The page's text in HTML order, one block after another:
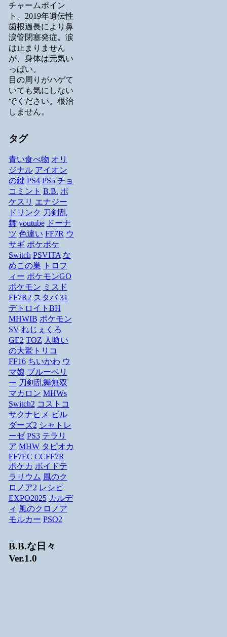
チャームポイン
ト。2019年遺伝性
歯根過長により鼻
涙管閉塞発症。涙
は止まりません
が、身体は元気い
っぱい。
目の周りがハゲて
いても気にしない
でください。根治
しません。
タグ
青い食べ物 オリ
ジナル アイオン
の鍵 PS4 PS5 チョ
コミント B.B. ポ
ケスリ エナジー
ドリンク 刀剣乱
舞 youtube
ドーナ
ツ 色違い FF7R ウ
サギ ポケポケ
Switch PSVITA な
めこの巣
トロフ
ィー ポケモンGO
ポケモン ミスド
FF7R2 スタバ 31
デトロイトBH
MHWIB ポケモン
SV れじぇくろ
GE2 TOZ 人喰い
の大鷲トリコ
FF16 ちいかわ ウ
マ娘 ブルーベリ
ー 刀剣乱舞無双
マカロン MHWs
Switch2 コストコ
サクナヒメ ビル
ダーズ2 シャトレ
ーゼ PS3 テラリ
ア MHW タピオカ
FF7EC CCFF7R
ポケカ ボイドテ
ラリウム 風のク
ロノア2 レシピ
EXPO2025 カルデ
ィ 風のクロノア
モルカー PSO2
B.B.な日々
Ver.1.0